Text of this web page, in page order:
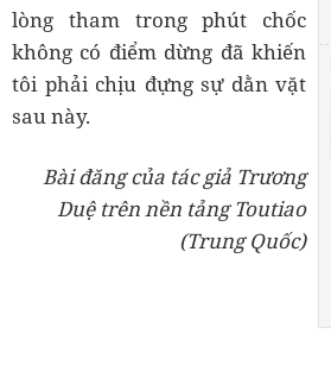
lòng tham trong phút chốc
không có điểm dừng đã khiến
tôi phải chịu đựng sự dằn vặt
sau này.
Bài đăng của tác giả Trương
Duệ trên nền tảng Toutiao
(Trung Quốc)